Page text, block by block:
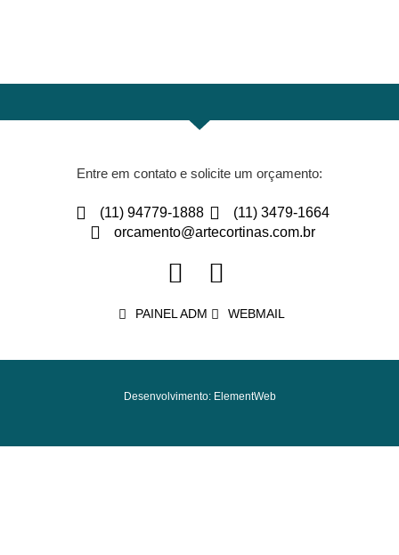
Entre em contato e solicite um orçamento:
(11) 94779-1888
(11) 3479-1664
orcamento@artecortinas.com.br
PAINEL ADM WEBMAIL
Desenvolvimento: ElementWeb